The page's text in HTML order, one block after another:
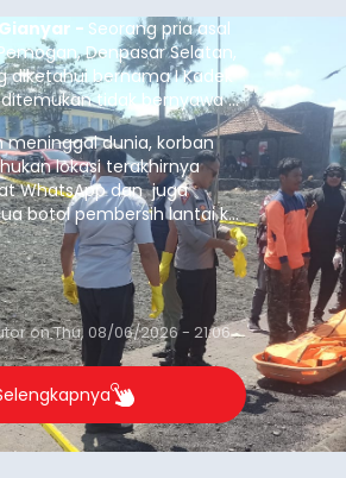
- Seorang pria asal
Denpasar Selatan,
diketahui bernama I Kadek
tidak bernyawa di
Sukawati.
dunia, korban
lokasi terakhirnya
WhatsApp dan juga
botol pembersih lantai ke
onThu, 08/06/2026 - 21:06